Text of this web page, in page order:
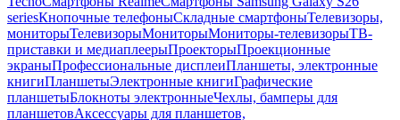
seriesКнопочные телефоныСкладные смартфоныТелевизоры,
мониторыТелевизорыМониторыМониторы-телевизорыТВ-
приставки и медиаплеерыПроекторыПроекционные
экраныПрофессиональные дисплеиПланшеты, электронные
книгиПланшетыЭлектронные книгиГрафические
планшетыБлокноты электронныеЧехлы, бамперы для
планшетовАксессуары для планшетов,